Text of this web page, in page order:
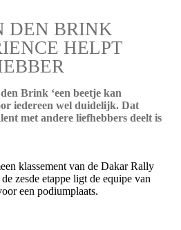
DEN BRINK
HELPT
Brink ‘een beetje kan
iedereen wel duidelijk. Dat
met andere liefhebbers deelt is
klassement van de Dakar Rally
zesde etappe ligt de equipe van
een podiumplaats.